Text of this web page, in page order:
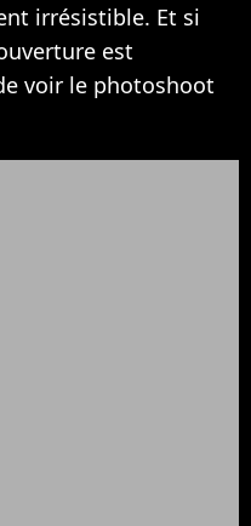
irrésistible. Et si
est
voir le photoshoot